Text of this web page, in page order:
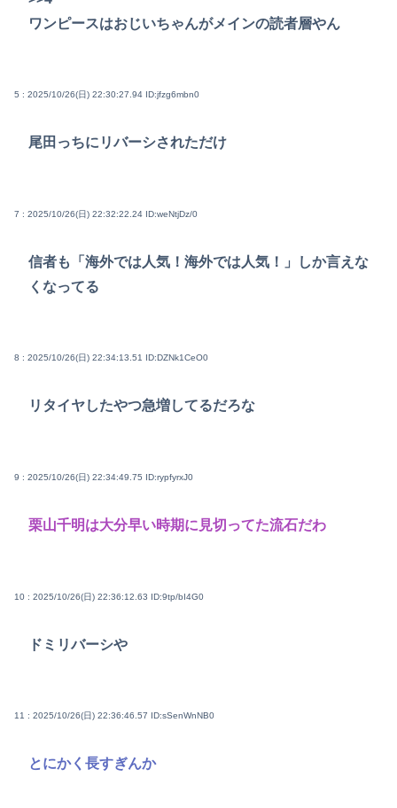
ワンピースはおじいちゃんがメインの読者層やん
5 : 2025/10/26(日) 22:30:27.94 ID:jfzg6mbn0
尾田っちにリバーシされただけ
7 : 2025/10/26(日) 22:32:22.24 ID:weNtjDz/0
信者も「海外では人気！海外では人気！」しか言えな
くなってる
8 : 2025/10/26(日) 22:34:13.51 ID:DZNk1CeO0
リタイヤしたやつ急増してるだろな
9 : 2025/10/26(日) 22:34:49.75 ID:rypfyrxJ0
栗山千明は大分早い時期に見切ってた流石だわ
10 : 2025/10/26(日) 22:36:12.63 ID:9tp/bI4G0
ドミリバーシや
11 : 2025/10/26(日) 22:36:46.57 ID:sSenWnNB0
とにかく長すぎんか